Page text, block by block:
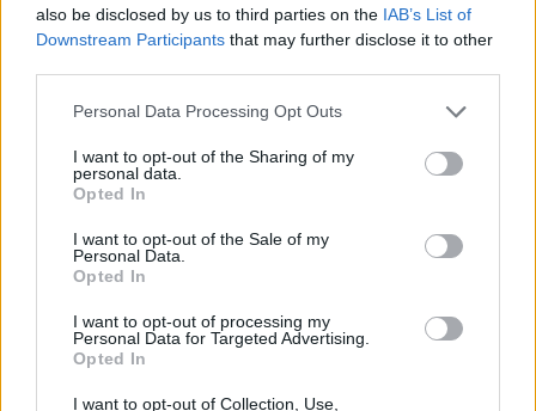
also be disclosed by us to third parties on the IAB’s List of
Downstream Participants that may further disclose it to other
Please note that this website/app uses one or more Google
not limited to your visit or usage behaviour. You may click to
grant or deny consent to Google and its third-party tags to
use your data for below specified purposes in below Google
consent section.
Personal Data Processing Opt Outs
I want to opt-out of the Sharing of my
personal data.
Opted In
I want to opt-out of the Sale of my
Personal Data.
Opted In
I want to opt-out of processing my
Personal Data for Targeted Advertising.
Opted In
I want to opt-out of Collection, Use,
Πιο δημοφιλή
Κωνσταντίνος Αργυρός και Αλεξάνδρα
Νίκα κάνουν διακοπές με πολυτελές γιοτ
με τα δύο παιδιά τους
Ελίζαμπεθ Ελέτσι και Νεκτάριος Λεμονίδης
πήγαν στον Άγιο Νεκτάριο Βούλας για να
πάρουν την ευχή για τον γιο τους
Ηφαίστειο Σαντορίνης: Ένας 15χρονος που
δεν πρόλαβε να ξεφύγει από το τσουνάμι
μπορεί να αλλάξει τη χρονολογία της
προϊστορικής έκρηξης